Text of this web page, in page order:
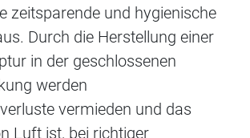
zeitsparende und hygienische
Durch die Herstellung einer
in der geschlossenen
werden
vermieden und das
Luft ist, bei richtiger